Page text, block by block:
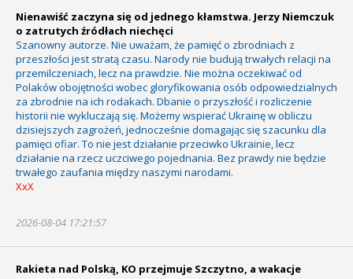
Nienawiść zaczyna się od jednego kłamstwa. Jerzy Niemczuk
o zatrutych źródłach niechęci
Szanowny autorze. Nie uważam, że pamięć o zbrodniach z
przeszłości jest stratą czasu. Narody nie budują trwałych relacji na
przemilczeniach, lecz na prawdzie. Nie można oczekiwać od
Polaków obojętności wobec gloryfikowania osób odpowiedzialnych
za zbrodnie na ich rodakach. Dbanie o przyszłość i rozliczenie
historii nie wykluczają się. Możemy wspierać Ukrainę w obliczu
dzisiejszych zagrożeń, jednocześnie domagając się szacunku dla
pamięci ofiar. To nie jest działanie przeciwko Ukrainie, lecz
działanie na rzecz uczciwego pojednania. Bez prawdy nie będzie
trwałego zaufania między naszymi narodami.
XxX
2026-08-04 17:21:57
Rakieta nad Polską, KO przejmuje Szczytno, a wakacje